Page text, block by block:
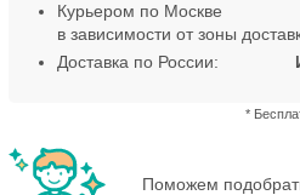
Курьером по Москве
в зависимости от зоны
*
Доставка по России:
Поможем